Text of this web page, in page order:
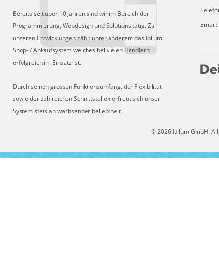
Bereits seit über 10 Jahren sind wir im Bereich der
Programmierung, Webdesign und Solutions tätig. Zu
unseren Entwicklungen zählt unter anderem das Ipilum
Shop- / Ankaufsystem welches bei vielen Händlern
erfolgreich im Einsatz ist.
Durch seinen grossen Funktionsumfang, der Flexibilität
sowie der zahlreichen Schnittstellen erfreut sich unser
System stets an wachsender beliebtheit.
© 2026 Ipilum GmbH.